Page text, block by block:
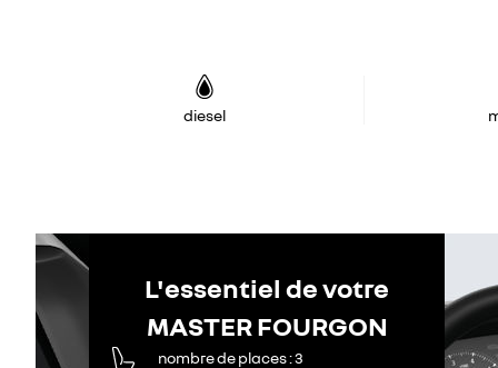
diesel
L'essentiel de votre
MASTER FOURGON
nombre de places 3